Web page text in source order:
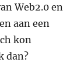
Web2.0 en
aan een
kon
dan?